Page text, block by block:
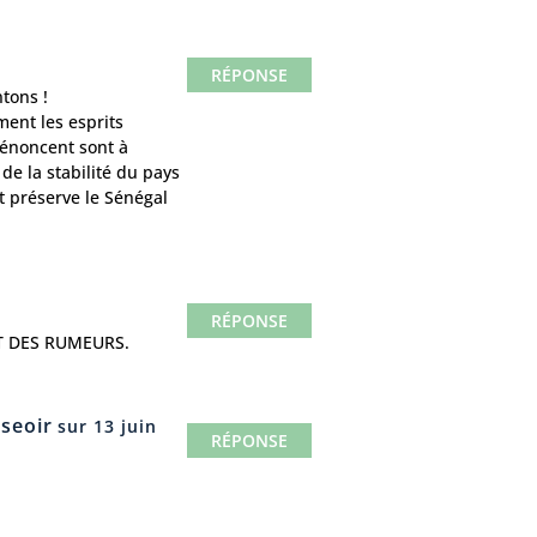
!
les esprits
sont à
la stabilité du pays
le Sénégal
RÉPONSE
RUMEURS.
RÉPONSE
sur 13 juin
RÉPONSE